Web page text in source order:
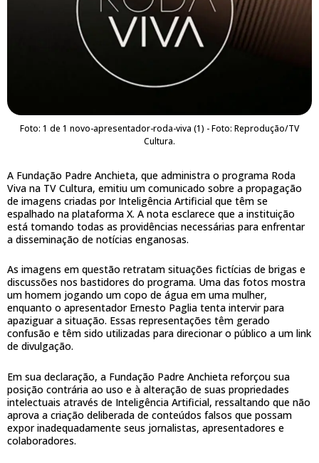
Foto: 1 de 1 novo-apresentador-roda-viva (1) - Foto: Reprodução/TV
Cultura.
A Fundação Padre Anchieta, que administra o programa Roda
Viva na TV Cultura, emitiu um comunicado sobre a propagação
de imagens criadas por Inteligência Artificial que têm se
espalhado na plataforma X. A nota esclarece que a instituição
está tomando todas as providências necessárias para enfrentar
a disseminação de notícias enganosas.
As imagens em questão retratam situações fictícias de brigas e
discussões nos bastidores do programa. Uma das fotos mostra
um homem jogando um copo de água em uma mulher,
enquanto o apresentador Ernesto Paglia tenta intervir para
apaziguar a situação. Essas representações têm gerado
confusão e têm sido utilizadas para direcionar o público a um link
de divulgação.
Em sua declaração, a Fundação Padre Anchieta reforçou sua
posição contrária ao uso e à alteração de suas propriedades
intelectuais através de Inteligência Artificial, ressaltando que não
aprova a criação deliberada de conteúdos falsos que possam
expor inadequadamente seus jornalistas, apresentadores e
colaboradores.